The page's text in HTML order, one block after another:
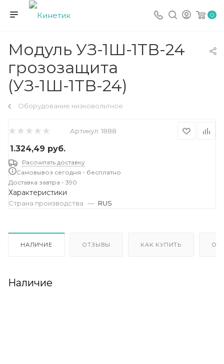
0
Модуль УЗ-1Ш-1ТВ-24
грозозащита
(УЗ-1Ш-1ТВ-24)
Оборудование низковольтное
Артикул: 1888
1.324,49 руб.
Рассчитать доставку
Самовывоз сегодня - бесплатно
Доставка завтра - 390
Характеристики
Страна производства — RUS
НАЛИЧИЕ ОТЗЫВЫ КАК КУПИТЬ
Наличие